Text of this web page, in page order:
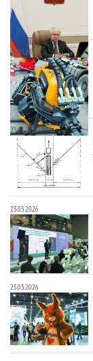
23.03.2026
23.03.2026
23.03.2026
23.03.2026